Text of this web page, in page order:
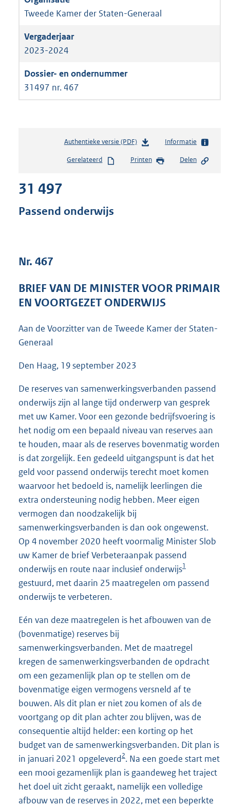
Tweede Kamer der Staten-Generaal
2023-2024
31497 nr. 467
Authentieke versie (PDF)b
s
e
:
2
Informatie
Gerelateerd Printen Delen
31 497
Passend onderwijs
Nr. 467
BRIEF VAN DE MINISTER VOOR PRIMAIR
EN VOORTGEZET ONDERWIJS
Aan de Voorzitter van de Tweede Kamer der Staten-
Generaal
Den Haag, 19 september 2023
De reserves van samenwerkingsverbanden passend
onderwijs zijn al lange tijd onderwerp van gesprek
met uw Kamer. Voor een gezonde bedrijfsvoering is
het nodig om een bepaald niveau van reserves aan
te houden, maar als de reserves bovenmatig worden
is dat zorgelijk. Een gedeeld uitgangspunt is dat het
geld voor passend onderwijs terecht moet komen
waarvoor het bedoeld is, namelijk leerlingen die
extra ondersteuning nodig hebben. Meer eigen
vermogen dan noodzakelijk bij
samenwerkingsverbanden is dan ook ongewenst.
Op 4 november 2020 heeft voormalig Minister Slob
uw Kamer de brief Verbeteraanpak passend
onderwijs en route naar inclusief onderwijs1
gestuurd, met daarin 25 maatregelen om passend
onderwijs te verbeteren.
Eén van deze maatregelen is het afbouwen van de
(bovenmatige) reserves bij
samenwerkingsverbanden. Met de maatregel
kregen de samenwerkingsverbanden de opdracht
om een gezamenlijk plan op te stellen om de
bovenmatige eigen vermogens versneld af te
bouwen. Als dit plan er niet zou komen of als de
voortgang op dit plan achter zou blijven, was de
consequentie altijd helder: een korting op het
budget van de samenwerkingsverbanden. Dit plan is
in januari 2021 opgeleverd2. Na een goede start met
een mooi gezamenlijk plan is gaandeweg het traject
het doel uit zicht geraakt, namelijk een volledige
afbouw van de reserves in 2022, met een beperkte